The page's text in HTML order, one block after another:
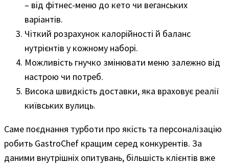
– від фітнес-меню до кето чи веганських
варіантів.
Чіткий розрахунок калорійності й баланс
нутрієнтів у кожному наборі.
Можливість гнучко змінювати меню залежно від
настрою чи потреб.
Висока швидкість доставки, яка враховує реалії
київських вулиць.
Саме поєднання турботи про якість та персоналізацію
робить GastroChef кращим серед конкурентів. За
даними внутрішніх опитувань, більшість клієнтів вже